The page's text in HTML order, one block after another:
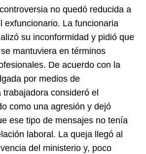
no quedó reducida a
exfuncionario. La funcionaria
su inconformidad y pidió que
mantuviera en términos
De acuerdo con la
por medios de
consideró el
como una agresión y dejó
ese tipo de mensajes no tenía
laboral. La queja llegó al
del ministerio y, poco